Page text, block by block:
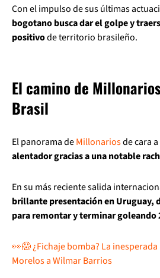
Con el impulso de sus últimas
bogotano busca dar el golpe y
positivode territorio brasileño.
El camino de
Brasil
El panorama deMillonariosde cara
alentador gracias a una notable
En su más reciente salida
brillante presentación en Uruguay,
para remontar y terminar goleando
👀😱 ¿Fichaje bomba? La
Morelos a Wilmar Barrios